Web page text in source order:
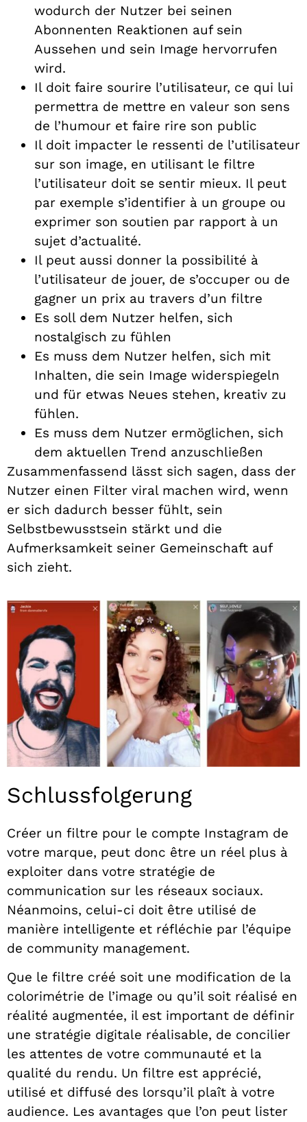
wodurch der Nutzer bei seinen
Abonnenten Reaktionen auf sein
Aussehen und sein Image hervorrufen
wird.
Il doit faire sourire l’utilisateur, ce qui lui
permettra de mettre en valeur son sens
de l’humour et faire rire son public
Il doit impacter le ressenti de l’utilisateur
sur son image, en utilisant le filtre
l’utilisateur doit se sentir mieux. Il peut
par exemple s’identifier à un groupe ou
exprimer son soutien par rapport à un
sujet d’actualité.
Il peut aussi donner la possibilité à
l’utilisateur de jouer, de s’occuper ou de
gagner un prix au travers d’un filtre
Es soll dem Nutzer helfen, sich
nostalgisch zu fühlen
Es muss dem Nutzer helfen, sich mit
Inhalten, die sein Image widerspiegeln
und für etwas Neues stehen, kreativ zu
fühlen.
Es muss dem Nutzer ermöglichen, sich
dem aktuellen Trend anzuschließen
Zusammenfassend lässt sich sagen, dass der
Nutzer einen Filter viral machen wird, wenn
er sich dadurch besser fühlt, sein
Selbstbewusstsein stärkt und die
Aufmerksamkeit seiner Gemeinschaft auf
sich zieht.
Schlussfolgerung
Créer un filtre pour le compte Instagram de
votre marque, peut donc être un réel plus à
exploiter dans votre stratégie de
communication sur les réseaux sociaux.
Néanmoins, celui-ci doit être utilisé de
manière intelligente et réfléchie par l’équipe
de community management.
Que le filtre créé soit une modification de la
colorimétrie de l’image ou qu’il soit réalisé en
réalité augmentée, il est important de définir
une stratégie digitale réalisable, de concilier
les attentes de votre communauté et la
qualité du rendu. Un filtre est apprécié,
utilisé et diffusé des lorsqu’il plaît à votre
audience. Les avantages que l’on peut lister